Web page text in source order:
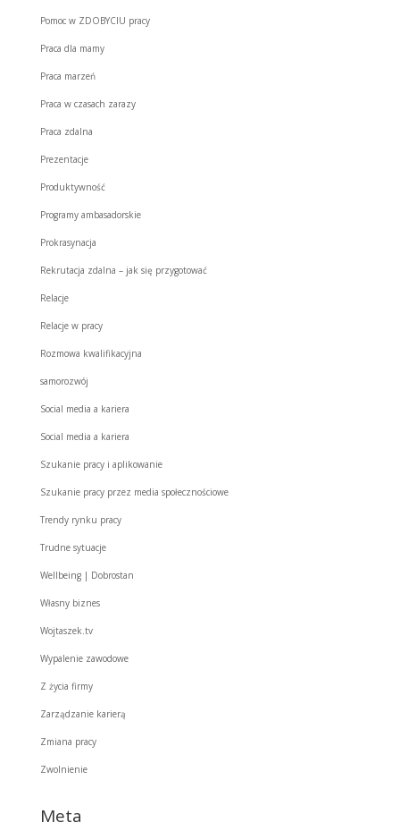
Pomoc w ZDOBYCIU pracy
Praca dla mamy
Praca marzeń
Praca w czasach zarazy
Praca zdalna
Prezentacje
Produktywność
Programy ambasadorskie
Prokrasynacja
Rekrutacja zdalna – jak się przygotować
Relacje
Relacje w pracy
Rozmowa kwalifikacyjna
samorozwój
Social media a kariera
Social media a kariera
Szukanie pracy i aplikowanie
Szukanie pracy przez media społecznościowe
Trendy rynku pracy
Trudne sytuacje
Wellbeing | Dobrostan
Własny biznes
Wojtaszek.tv
Wypalenie zawodowe
Z życia firmy
Zarządzanie karierą
Zmiana pracy
Zwolnienie
Meta